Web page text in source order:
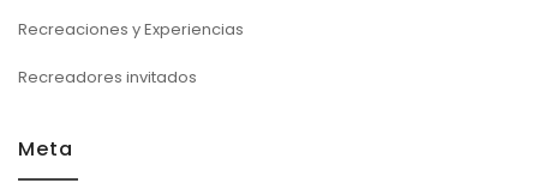
Recreaciones y Experiencias
Recreadores invitados
Meta